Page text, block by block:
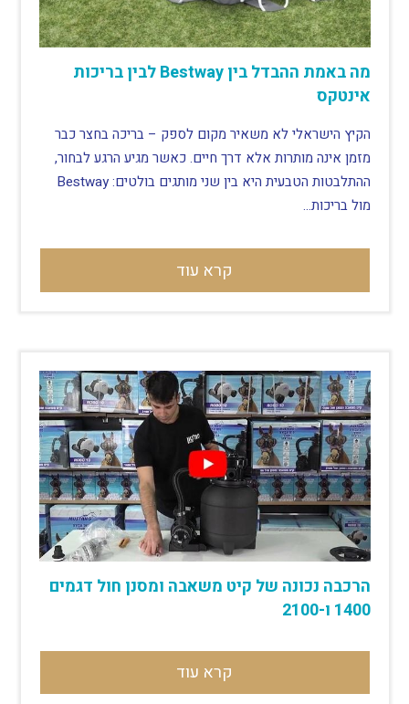
מה באמת ההבדל בין Bestway לבין בריכות
אינטקס
הקיץ הישראלי לא משאיר מקום לספק – בריכה בחצר כבר
מזמן אינה מותרות אלא דרך חיים. כאשר מגיע הרגע לבחור,
ההתלבטות הטבעית היא בין שני מותגים בולטים: Bestway
מול בריכות…
קרא עוד
הרכבה נכונה של קיט משאבה ומסנן חול דגמים
1400 ו-2100
קרא עוד